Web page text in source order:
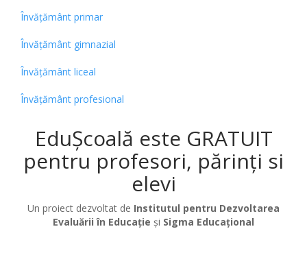
Învățământ primar
Învățământ gimnazial
Învățământ liceal
Învățământ profesional
EduȘcoală este GRATUIT
pentru profesori, părinți si
elevi
Un proiect dezvoltat de Institutul pentru Dezvoltarea
Evaluării în Educație și Sigma Educațional